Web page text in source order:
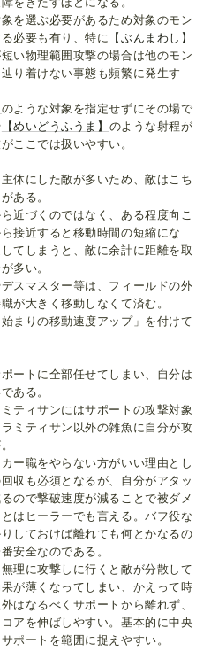
を選ぶ必要があるため対象のモン
必要も有り、特に
【ぶんまわし】
い物理範囲攻撃の場合は他のモン
り着けない事態も頻繁に発生す
のような対象を指定せずにその場で
【めいどうふうま】 のような射程が
ここでは扱いやすい。
体にした敵が多いため、敵はこち
ある。
近づくのではなく、ある程度向こ
接近すると移動時間の短縮にな
てしまうと、敵に余計に距離を取
多い。
スマスター等は、フィールドの外
が大きく移動しなくて済む。
まりの移動速度アップ」を付けて
ートに全部任せてしまい、自分は
ある。
ティサンにはサポートの攻撃対象
ミティサン以外の雑魚に自分が攻
ー職をやらない方がいい理由とし
収も必須となるが、自分がアタッ
ので撃破速度が減ることで被ダメ
はヒーラーでも言える。バフ役な
しておけば離れても何とかなるの
安全なのである。
理に攻撃しに行くと敵が分散して
が薄くなってしまい、かえって時
はなるべくサポートから離れず、
アを伸ばしやすい。基本的に中央
ポートを範囲に捉えやすい。